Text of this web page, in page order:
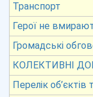
Транспорт
Герої не
Громадські
КОЛЕКТИВНІ
Перелік об’єктів